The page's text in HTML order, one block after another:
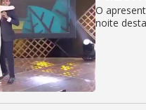
O
noite